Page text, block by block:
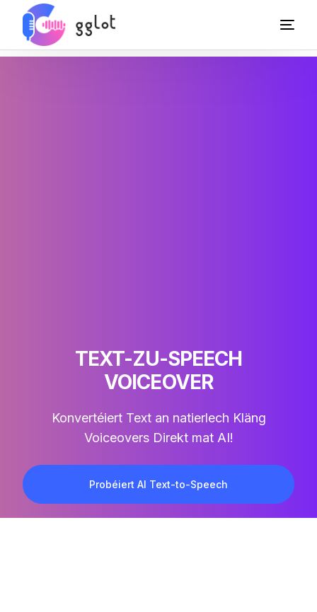
TEXT-ZU-SPEECH
VOICEOVER
Konvertéiert Text an natierlech Kläng
Voiceovers Direkt mat AI!
Probéiert AI Text-to-Speech